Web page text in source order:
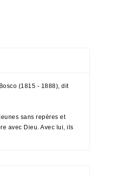
(1815 - 1888), dit
sans repères et
avec Dieu. Avec lui, ils